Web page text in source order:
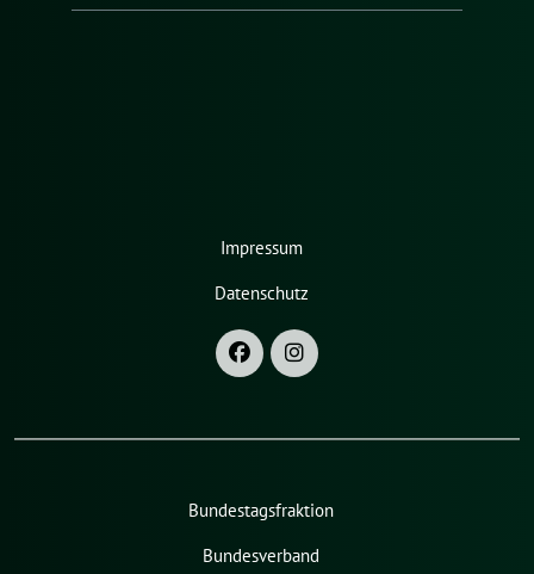
Impressum
Datenschutz
Bundestagsfraktion
Bundesverband